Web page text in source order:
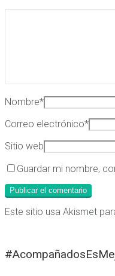
Nombre*
Correo electrónico*
Sitio web
Guardar mi nombre,
Este sitio usa Akismet